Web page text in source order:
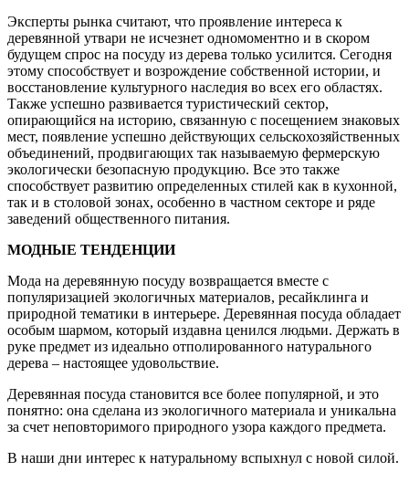
Эксперты рынка считают, что проявление интереса к
деревянной утвари не исчезнет одномоментно и в скором
будущем спрос на посуду из дерева только усилится. Сегодня
этому способствует и возрождение собственной истории, и
восстановление культурного наследия во всех его областях.
Также успешно развивается туристический сектор,
опирающийся на историю, связанную с посещением знаковых
мест, появление успешно действующих сельскохозяйственных
объединений, продвигающих так называемую фермерскую
экологически безопасную продукцию. Все это также
способствует развитию определенных стилей как в кухонной,
так и в столовой зонах, особенно в частном секторе и ряде
заведений общественного питания.
МОДНЫЕ ТЕНДЕНЦИИ
Мода на деревянную посуду возвращается вместе с
популяризацией экологичных материалов, ресайклинга и
природной тематики в интерьере. Деревянная посуда обладает
особым шармом, который издавна ценился людьми. Держать в
руке предмет из идеально отполированного натурального
дерева – настоящее удовольствие.
Деревянная посуда становится все более популярной, и это
понятно: она сделана из экологичного материала и уникальна
за счет неповторимого природного узора каждого предмета.
В наши дни интерес к натуральному вспыхнул с новой силой.